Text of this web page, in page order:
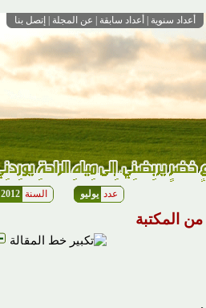
أعداد سنوية أعداد سابقة عن المجلة إتصل بنا
عدد يوليو السنة 2012
من المكتبة